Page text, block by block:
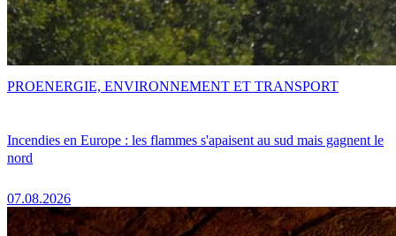
Incendies en Europe : les flammes s'apaisent au sud mais gagnent le
nord
07.08.2026
PROENERGIE, ENVIRONNEMENT ET TRANSPORT